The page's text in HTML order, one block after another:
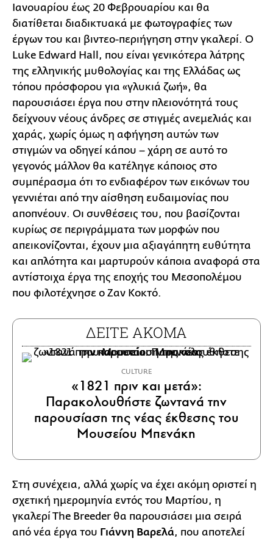
Ιανουαρίου έως 20 Φεβρουαρίου και θα
διατίθεται διαδικτυακά με φωτογραφίες των
έργων του και βιντεο-περιήγηση στην γκαλερί. Ο
Luke Edward Hall, που είναι γενικότερα λάτρης
της ελληνικής μυθολογίας και της Ελλάδας ως
τόπου πρόσφορου για «γλυκιά ζωή», θα
παρουσιάσει έργα που στην πλειονότητά τους
δείχνουν νέους άνδρες σε στιγμές ανεμελιάς και
χαράς, χωρίς όμως η αφήγηση αυτών των
στιγμών να οδηγεί κάπου – χάρη σε αυτό το
γεγονός μάλλον θα κατέληγε κάποιος στο
συμπέρασμα ότι το ενδιαφέρον των εικόνων του
γεννιέται από την αίσθηση ευδαιμονίας που
αποπνέουν. Οι συνθέσεις του, που βασίζονται
κυρίως σε περιγράμματα των μορφών που
απεικονίζονται, έχουν μια αξιαγάπητη ευθύτητα
και απλότητα και μαρτυρούν κάποια αναφορά στα
αντίστοιχα έργα της εποχής του Μεσοπολέμου
που φιλοτέχνησε ο Ζαν Κοκτό.
ΔΕΙΤΕ ΑΚΟΜΑ
CULTURE
«1821 πριν και μετά»:
Παρακολουθήστε ζωντανά την
παρουσίαση της νέας έκθεσης του
Μουσείου Μπενάκη
Στη συνέχεια, αλλά χωρίς να έχει ακόμη οριστεί η
σχετική ημερομηνία εντός του Μαρτίου, η
γκαλερί Τhe Breeder θα παρουσιάσει μια σειρά
από νέα έργα του Γιάννη Βαρελά, που αποτελεί